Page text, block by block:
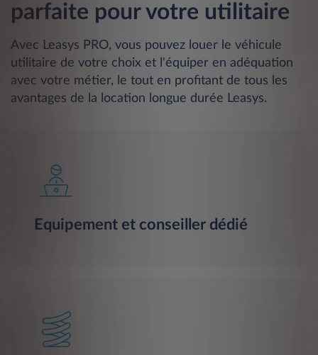
parfaite pour votre utilitaire
Avec Leasys PRO, vous pouvez louer le véhicule
utilitaire de votre choix et l'équiper en adéquation
avec votre métier, le tout en profitant de tous les
avantages de la location longue durée Leasys.
Equipement et conseiller dédié